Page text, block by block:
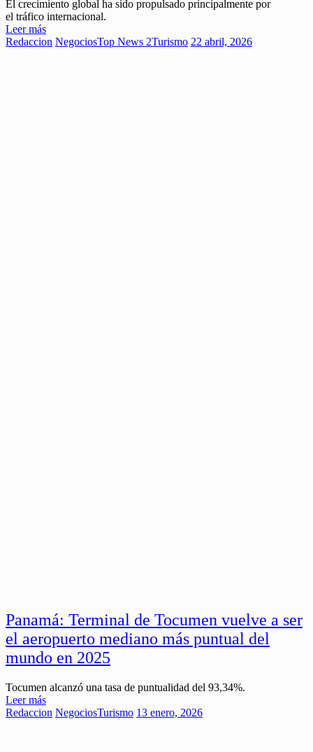
El crecimiento global ha sido propulsado principalmente por
el tráfico internacional.
Leer más
Redaccion NegociosTop News 2Turismo 22 abril, 2026
Panamá: Terminal de Tocumen vuelve a ser
el aeropuerto mediano más puntual del
mundo en 2025
Tocumen alcanzó una tasa de puntualidad del 93,34%.
Leer más
Redaccion NegociosTurismo 13 enero, 2026